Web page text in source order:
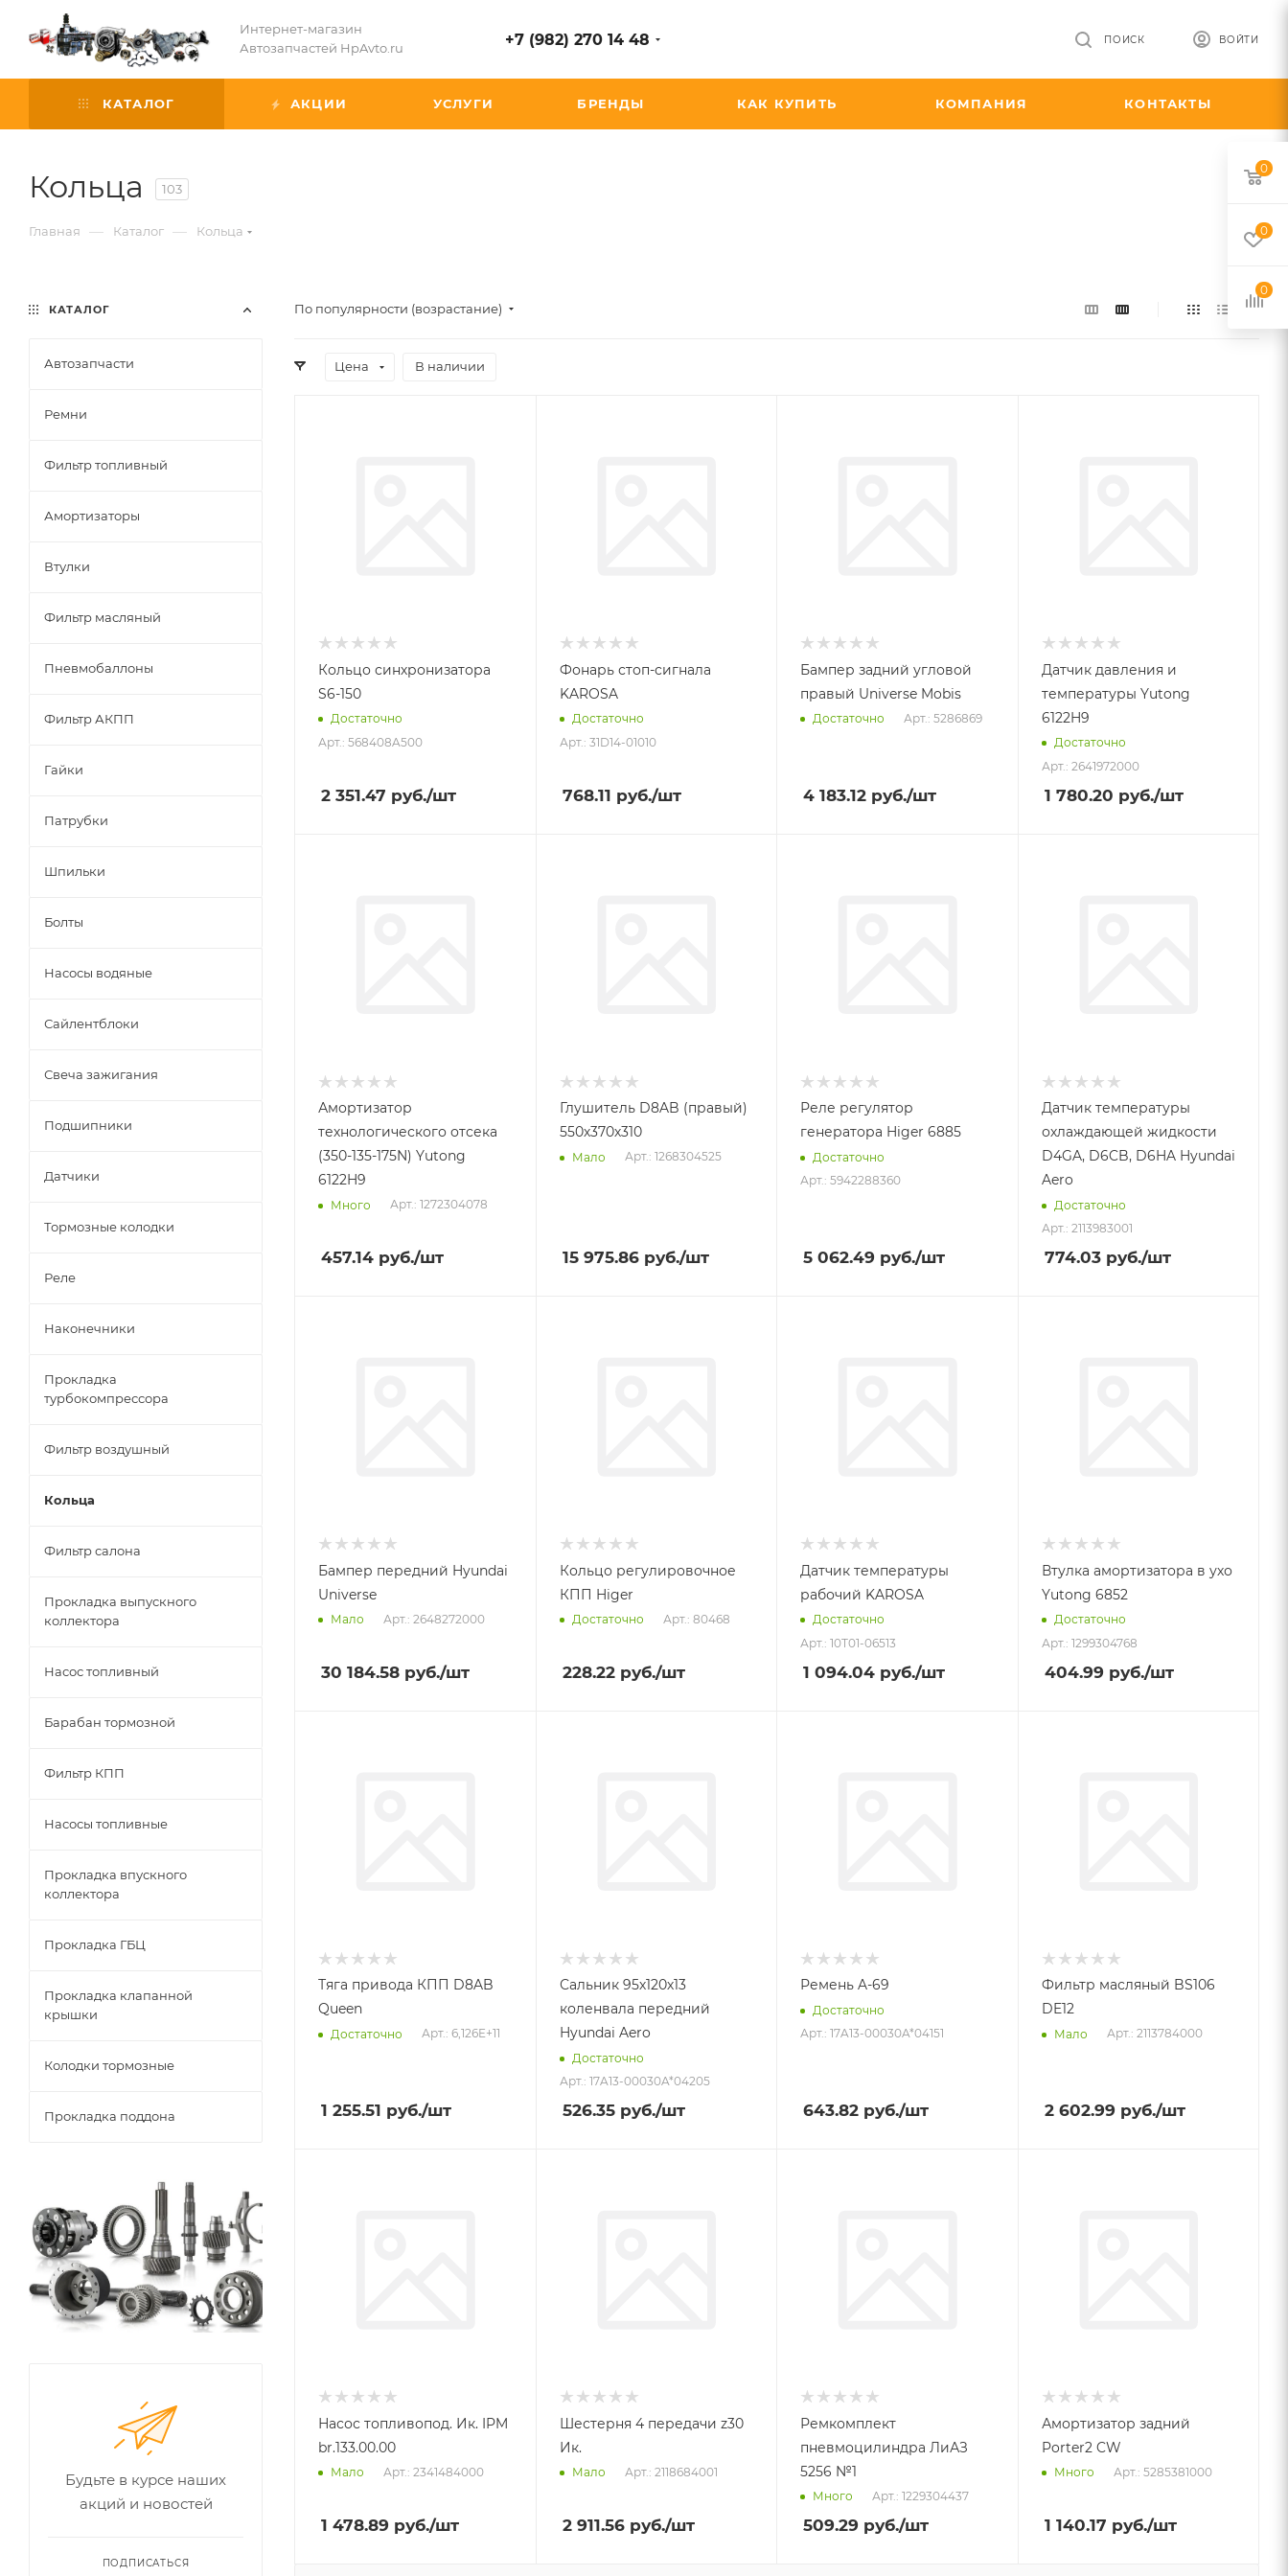
Интернет-магазин
Автозапчастей HpAvto.ru
+7 (982) 270 14 48 ВОЙТИ
ПОИСК
КАТАЛОГ АКЦИИ УСЛУГИ БРЕНДЫ КАК КУПИТЬ КОМПАНИЯ КОНТАКТЫ
Кольца 103
Главная — Каталог — Кольца
По популярности (возрастание)
Цена В наличии
Кольцо синхронизатора
S6-150
Достаточно
Арт.: 568408A500
2 351.47 руб./шт
Фонарь стоп-сигнала
KAROSA
Достаточно
Арт.: 31D14-01010
768.11 руб./шт
Бампер задний угловой
правый Universe Mobis
Достаточно Арт.: 5286869
4 183.12 руб./шт
Датчик давления и
температуры Yutong
6122H9
Достаточно
Арт.: 2641972000
1 780.20 руб./шт
Амортизатор
технологического отсека
(350-135-175N) Yutong
6122H9
Много Арт.: 1272304078
457.14 руб./шт
Глушитель D8AB (правый)
550х370х310
Мало Арт.: 1268304525
15 975.86руб./шт
Реле регулятор
генератора Higer 6885
Достаточно
Арт.: 5942288360
5 062.49 руб./шт
Датчик температуры
охлаждающей жидкости
D4GA, D6CB, D6HA Hyundai
Aero
Достаточно
Арт.: 2113983001
774.03руб./шт
Бампер передний Hyundai
Universe
Мало Арт.: 2648272000
30 184.58 руб./шт
Кольцо регулировочное
КПП Higer
Достаточно Арт.: 80468
228.22руб./шт
Датчик температуры
рабочий KAROSA
Достаточно
Арт.: 10T01-06513
1 094.04 руб./шт
Втулка амортизатора в ухо
Yutong 6852
Достаточно
Арт.: 1299304768
404.99руб./шт
Тяга привода КПП D8AB
Queen
Достаточно Арт.: 6,126E+11
1 255.51 руб./шт
Сальник 95х120х13
коленвала передний
Hyundai Aero
Достаточно
Арт.: 17A13-00030A*04205
526.35руб./шт
Ремень A-69
Достаточно
Арт.: 17A13-00030A*04151
643.82 руб./шт
Фильтр масляный BS106
DE12
Мало Арт.: 2113784000
2 602.99руб./шт
Насос топливопод. Ик. IPM
br.133.00.00
Мало Арт.: 2341484000
1 478.89 руб./шт
Шестерня 4 передачи z30
Ик.
Мало Арт.: 2118684001
2 911.56руб./шт
Ремкомплект
пневмоцилиндра ЛиАЗ
5256 №1
Много Арт.: 1229304437
509.29 руб./шт
Амортизатор задний
Porter2 CW
Много Арт.: 5285381000
1 140.17 руб./шт
КАТАЛОГ
Автозапчасти
Ремни
Фильтр топливный
Амортизаторы
Втулки
Фильтр масляный
Пневмобаллоны
Фильтр АКПП
Гайки
Патрубки
Шпильки
Болты
Насосы водяные
Сайлентблоки
Свеча зажигания
Подшипники
Датчики
Тормозные колодки
Реле
Наконечники
Прокладка
турбокомпрессора
Фильтр воздушный
Кольца
Фильтр салона
Прокладка выпускного
коллектора
Насос топливный
Барабан тормозной
Фильтр КПП
Насосы топливные
Прокладка впускного
коллектора
Прокладка ГБЦ
Прокладка клапанной
крышки
Колодки тормозные
Прокладка поддона
Будьте в курсе наших
акций и новостей
ПОДПИСАТЬСЯ
0
0
0